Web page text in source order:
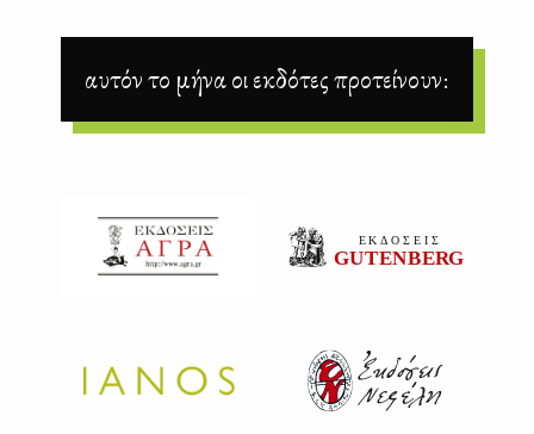
αυτόν το μήνα οι εκδότες προτείνουν: